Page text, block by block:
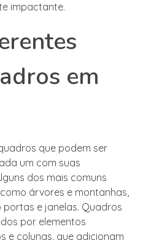
impactante.
em
que podem ser
um com suas
dos mais comuns
árvores e montanhas,
e janelas. Quadros
por elementos
e colunas, que adicionam